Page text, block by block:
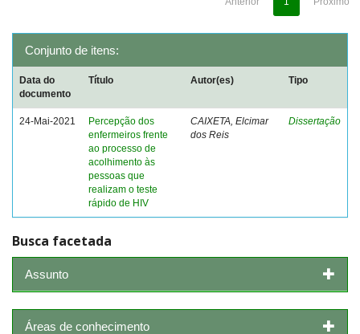
Conjunto de itens:
Data do
documento
Título Autor(es) Tipo
24-Mai-2021
Percepção dos
enfermeiros frente
ao processo de
acolhimento às
pessoas que
realizam o teste
rápido de HIV
CAIXETA, Elcimar
dos Reis
Dissertação
Busca facetada
Assunto
Áreas de conhecimento